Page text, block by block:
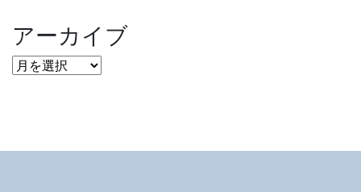
アーカイブ
ア